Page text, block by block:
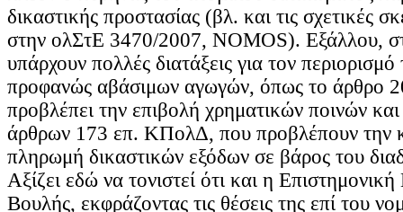
δικαστικής προστασίας (βλ. και τις σχετικές
στην ολΣτΕ 3470/2007, NOMOS). Εξάλλου,
υπάρχουν πολλές διατάξεις για τον
προφανώς αβάσιμων αγωγών, όπως το άρθρο
προβλέπει την επιβολή χρηματικών ποινών και
άρθρων 173 επ. ΚΠολΔ, που προβλέπουν την
πληρωμή δικαστικών εξόδων σε βάρος του
Αξίζει εδώ να τονιστεί ότι και η
Βουλής, εκφράζοντας τις θέσεις της επί του